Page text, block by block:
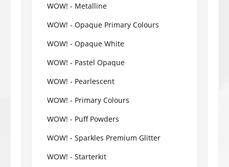
WOW! - Metalline
WOW! - Opaque Primary Colours
WOW! - Opaque White
WOW! - Pastel Opaque
WOW! - Pearlescent
WOW! - Primary Colours
WOW! - Puff Powders
WOW! - Sparkles Premium Glitter
WOW! - Starterkit